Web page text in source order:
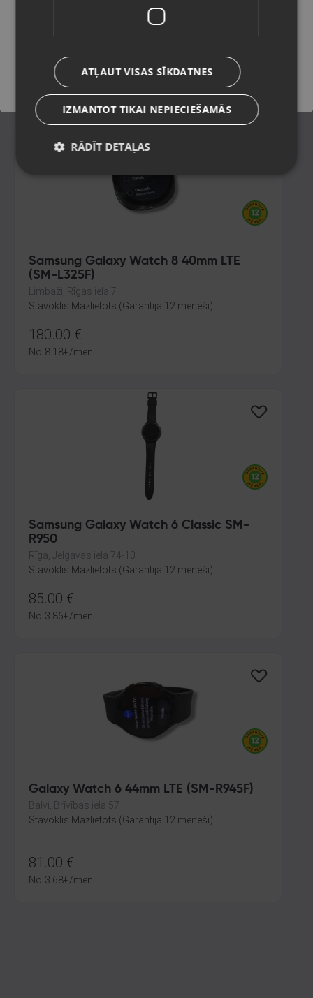
125.00 €
5.68€/mēn.
Samsung Galaxy Watch 8 40mm LTE
(SM-L325F)
Limbaži, Rīgas iela 7
Stāvoklis Mazlietots (Garantija 12 mēneši)
180.00 €
No 8.18€/mēn.
Samsung Galaxy Watch 6 Classic SM-
R950
Rīga, Jelgavas iela 74-10
Stāvoklis Mazlietots (Garantija 12 mēneši)
85.00 €
No 3.86€/mēn.
Galaxy Watch 6 44mm LTE (SM-R945F)
Balvi, Brīvības iela 57
Stāvoklis Mazlietots (Garantija 12 mēneši)
81.00 €
No 3.68€/mēn.
Saglabāt
ATĻAUT VISAS SĪKDATNES
IZMANTOT TIKAI NEPIECIEŠAMĀS
RĀDĪT DETAĻAS